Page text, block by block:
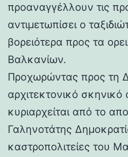
προαναγγέλλουν τις
αντιμετωπίσει ο
βορειότερα προς τα
Βαλκανίων.
Προχωρώντας προς τη
αρχιτεκτονικό σκηνικό
κυριαρχείται από το
Γαληνοτάτης
καστροπολιτείες του